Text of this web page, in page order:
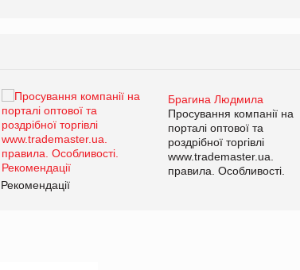
Брагина Людмила
Просування компанії на
порталі оптової та
роздрібної торгівлі
www.trademaster.ua.
правила. Особливості.
Рекомендації